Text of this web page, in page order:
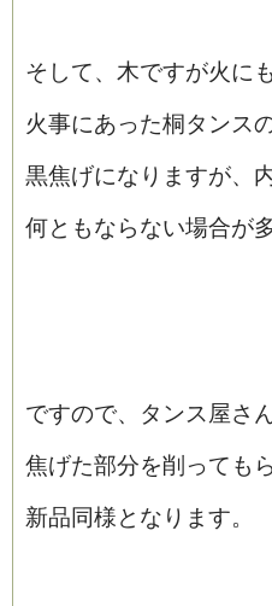
そして、木ですが火に
火事にあった桐タンス
黒焦げになりますが、
何ともならない場合が
ですので、タンス屋さ
焦げた部分を削っても
新品同様となります。